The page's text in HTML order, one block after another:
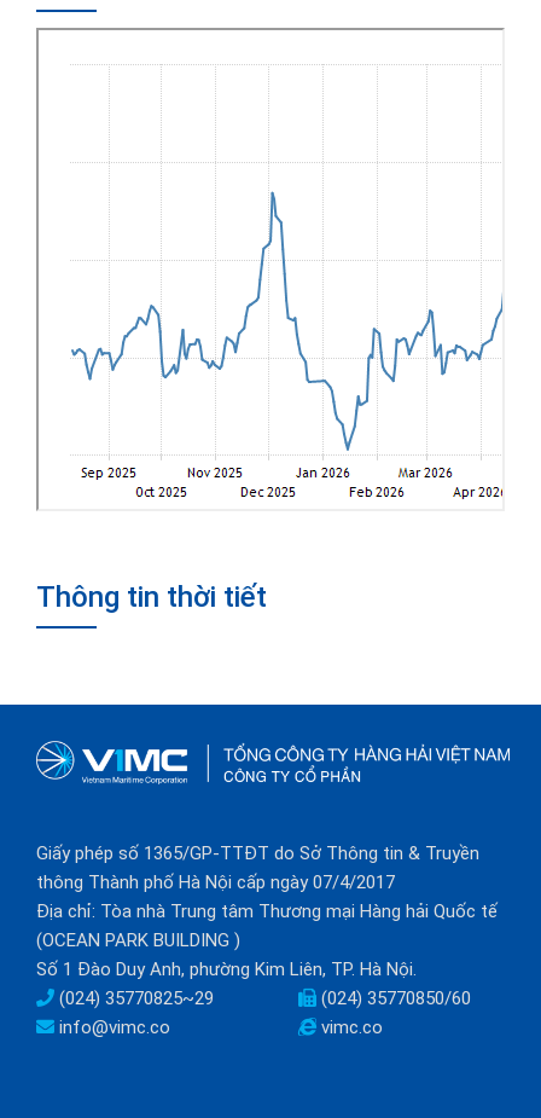
Thông tin thời tiết
Giấy phép số 1365/GP-TTĐT do Sở Thông tin & Truyền
thông Thành phố Hà Nội cấp ngày 07/4/2017
Địa chỉ: Tòa nhà Trung tâm Thương mại Hàng hải Quốc tế
(OCEAN PARK BUILDING )
Số 1 Đào Duy Anh, phường Kim Liên, TP. Hà Nội.
(024) 35770825~29
(024) 35770850/60
info@vimc.co
vimc.co